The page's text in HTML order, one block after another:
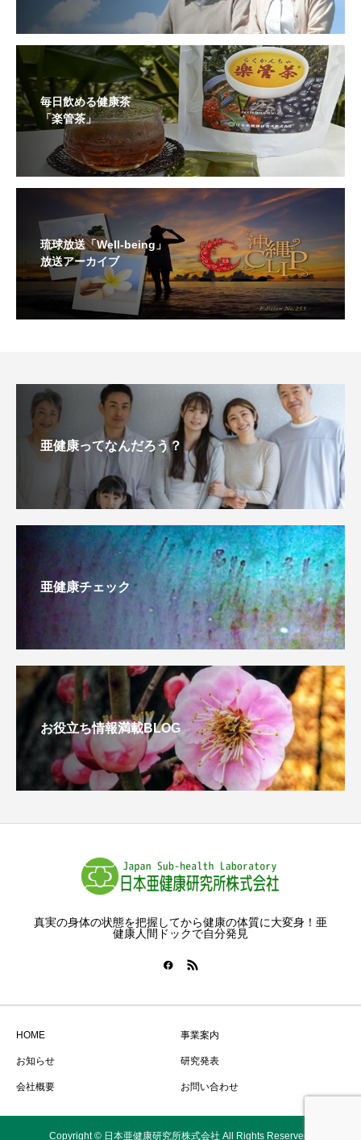
毎日飲める健康茶
「楽管茶」
琉球放送「Well-being」
放送アーカイブ
亜健康ってなんだろう？
亜健康チェック
お役立ち情報満載BLOG
真実の身体の状態を把握してから健康の体質に大変身！亜
健康人間ドックで自分発見
HOME 事業案内
お知らせ 研究発表
会社概要 お問い合わせ
Copyright © 日本亜健康研究所株式会社 All Rights Reserved.